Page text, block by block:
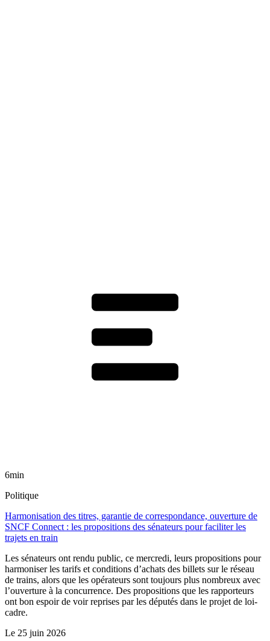
6min
Politique
Harmonisation des titres, garantie de correspondance, ouverture de
SNCF Connect : les propositions des sénateurs pour faciliter les
trajets en train
Les sénateurs ont rendu public, ce mercredi, leurs propositions pour
harmoniser les tarifs et conditions d’achats des billets sur le réseau
de trains, alors que les opérateurs sont toujours plus nombreux avec
l’ouverture à la concurrence. Des propositions que les rapporteurs
ont bon espoir de voir reprises par les députés dans le projet de loi-
cadre.
Le 25 juin 2026